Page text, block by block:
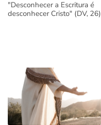
"Desconhecer a Escritura é
desconhecer Cristo" (DV, 26)